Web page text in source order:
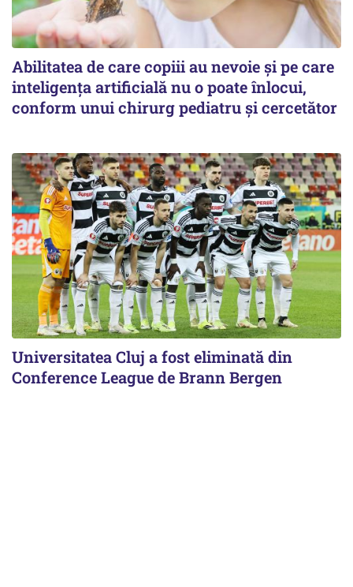
Abilitatea de care copiii au nevoie și pe care
inteligența artificială nu o poate înlocui,
conform unui chirurg pediatru și cercetător
Universitatea Cluj a fost eliminată din
Conference League de Brann Bergen